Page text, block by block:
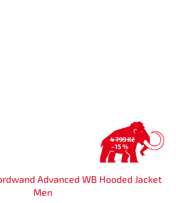
4 799 Kč
–15 %
Advanced WB Hooded Jacket
Men